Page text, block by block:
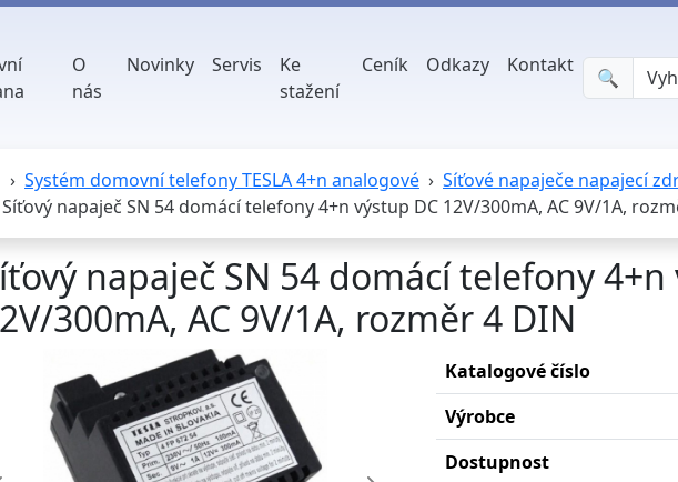
O
nás
Novinky Servis
Ke
stažení
Ceník Odkazy Kontakt
🔍︎
Systém domovní telefony TESLA 4+n analogové
Síťové napaječe napajecí
Síťový napaječ SN 54 domácí telefony 4+n výstup DC 12V/300mA, AC 9V/1A,
napaječ SN 54 domácí telefony 4+n
300mA, AC 9V/1A, rozměr 4 DIN
Katalogové číslo
Výrobce
Dostupnost